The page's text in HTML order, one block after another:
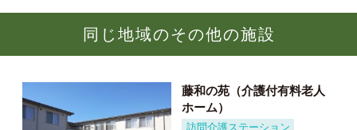
同じ地域のその他の施設
藤和の苑（介護付有料老人
ホーム）
訪問介護ステーション